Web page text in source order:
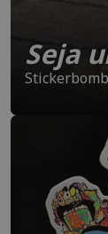
Seja